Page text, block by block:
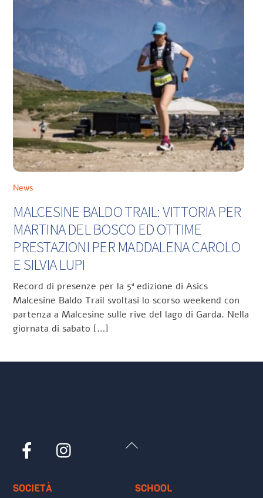
News
MALCESINE BALDO TRAIL: VITTORIA PER
MARTINA DEL BOSCO ED OTTIME
PRESTAZIONI PER MADDALENA CAROLO
E SILVIA LUPI
Record di presenze per la 5ª edizione di Asics
Malcesine Baldo Trail svoltasi lo scorso weekend con
partenza a Malcesine sulle rive del lago di Garda. Nella
giornata di sabato […]
Back
Facebook
SOCIETÀ SCHOOL